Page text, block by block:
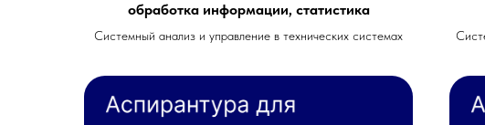
обработка информации, статистика
Системный анализ и управление в технических системах